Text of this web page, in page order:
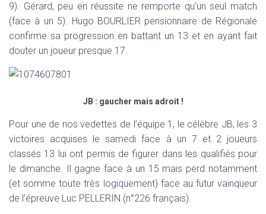
9). Gérard, peu en réussite ne remporte qu’un seul match
(face à un 5). Hugo BOURLIER pensionnaire de Régionale
confirme sa progression en battant un 13 et en ayant fait
douter un joueur presque 17.
JB : gaucher mais adroit !
Pour une de nos vedettes de l’équipe 1, le célèbre JB, les 3
victoires acquises le samedi face à un 7 et 2 joueurs
classés 13 lui ont permis de figurer dans les qualifiés pour
le dimanche. Il gagne face à un 15 mais perd notamment
(et somme toute très logiquement) face au futur vainqueur
de l’épreuve Luc PELLERIN (n°226 français).